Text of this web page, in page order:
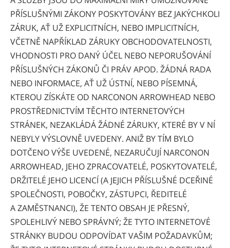
PŘÍSLUŠNÝMI ZÁKONY POSKYTOVÁNY BEZ JAKÝCHKOLI
ZÁRUK, AŤ UŽ EXPLICITNÍCH, NEBO IMPLICITNÍCH,
VČETNĚ NAPŘÍKLAD ZÁRUKY OBCHODOVATELNOSTI,
VHODNOSTI PRO DANÝ ÚČEL NEBO NEPORUŠOVÁNÍ
PŘÍSLUŠNÝCH ZÁKONŮ ČI PRÁV APOD. ŽÁDNÁ RADA
NEBO INFORMACE, AŤ UŽ ÚSTNÍ, NEBO PÍSEMNÁ,
KTEROU ZÍSKÁTE OD NARCONON ARROWHEAD NEBO
PROSTŘEDNICTVÍM TĚCHTO INTERNETOVÝCH
STRÁNEK, NEZAKLÁDÁ ŽÁDNÉ ZÁRUKY, KTERÉ BY V NÍ
NEBYLY VÝSLOVNĚ UVEDENY. ANIŽ BY TÍM BYLO
DOTČENO VÝŠE UVEDENÉ, NEZARUČUJÍ NARCONON
ARROWHEAD, JEHO ZPRACOVATELÉ, POSKYTOVATELÉ,
DRŽITELÉ JEHO LICENCÍ (A JEJICH PŘÍSLUŠNÉ DCEŘINÉ
SPOLEČNOSTI, POBOČKY, ZÁSTUPCI, ŘEDITELÉ
A ZAMĚSTNANCI), ŽE TENTO OBSAH JE PŘESNÝ,
SPOLEHLIVÝ NEBO SPRÁVNÝ; ŽE TYTO INTERNETOVÉ
STRÁNKY BUDOU ODPOVÍDAT VAŠIM POŽADAVKŮM;